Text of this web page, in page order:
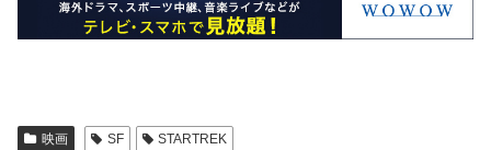
映画 SF STARTREK